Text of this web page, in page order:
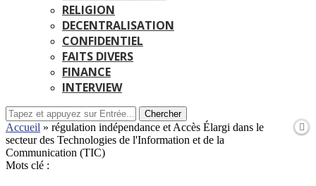
RELIGION
DECENTRALISATION
CONFIDENTIEL
FAITS DIVERS
FINANCE
INTERVIEW
Chercher
Accueil » régulation indépendance et Accès Élargi dans le
secteur des Technologies de l'Information et de la
Communication (TIC)
Mots clé :